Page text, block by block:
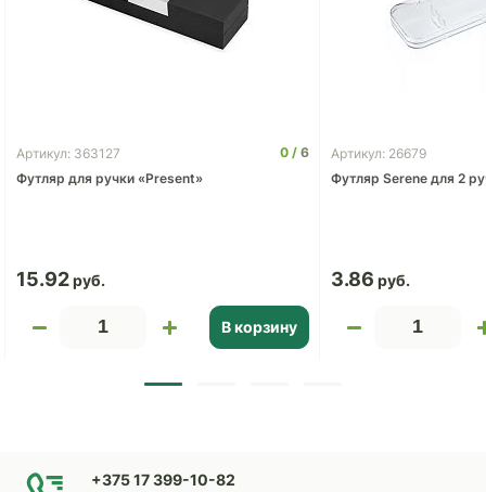
Артикул: 363127 0
6
Футляр для ручки «Present»
15.92
В корзину
Артикул: 26679
Футляр Serene для 2
3.86
+375 17 399-10-82